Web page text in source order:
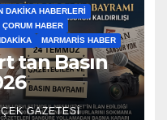
DAKIKA HABERLERI
ÇORUM HABER
MARMARIS HABER
tan Basın
GAZETESİ